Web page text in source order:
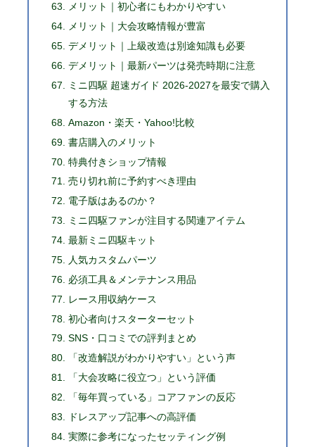
メリット｜初心者にもわかりやすい
メリット｜大会攻略情報が豊富
デメリット｜上級改造は別途知識も必要
デメリット｜最新パーツは発売時期に注意
ミニ四駆 超速ガイド 2026-2027を最安で購入
する方法
Amazon・楽天・Yahoo!比較
書店購入のメリット
特典付きショップ情報
売り切れ前に予約すべき理由
電子版はあるのか？
ミニ四駆ファンが注目する関連アイテム
最新ミニ四駆キット
人気カスタムパーツ
必須工具＆メンテナンス用品
レース用収納ケース
初心者向けスターターセット
SNS・口コミでの評判まとめ
「改造解説がわかりやすい」という声
「大会攻略に役立つ」という評価
「毎年買っている」コアファンの反応
ドレスアップ記事への高評価
実際に参考になったセッティング例